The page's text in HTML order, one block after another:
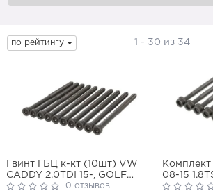
по рейтингу 1 - 30 из 34
Гвинт ГБЦ к-кт (10шт) VW
CADDY 2.0TDI 15-, GOLF
1.6/2.0 13-20, PASSAT2.0TDI
0 отзывов
08-15
G2)